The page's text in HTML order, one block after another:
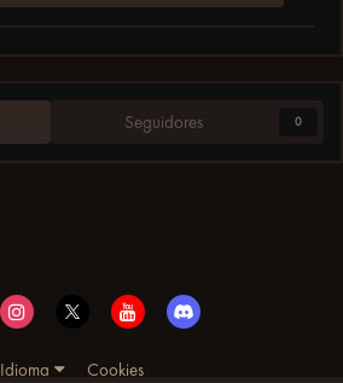
Seguidores 0
Idioma Cookies